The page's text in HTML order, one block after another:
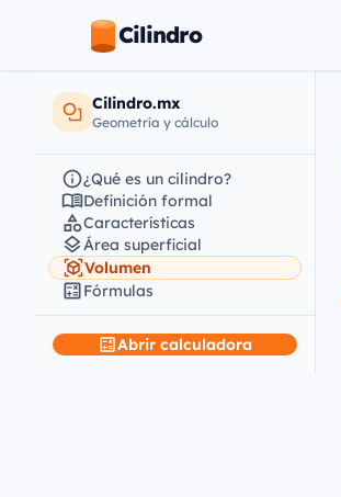
Cilindro
Cilindro.mx
Geometría y cálculo
¿Qué es un cilindro?
Definición formal
Características
Área superficial
Volumen
Fórmulas
Abrir calculadora